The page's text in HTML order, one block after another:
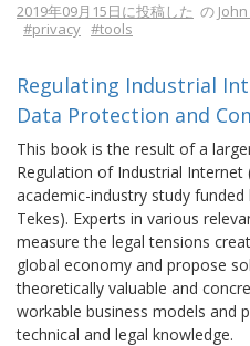
2019年09月15日に投稿した の
#privacy #tools
Regulating Industrial
Data Protection and
This book is the result of a
Regulation of Industrial Internet
academic-industry study
Tekes). Experts in various
measure the legal tensions
global economy and propose
theoretically valuable and
workable business models and
technical and legal knowledge.